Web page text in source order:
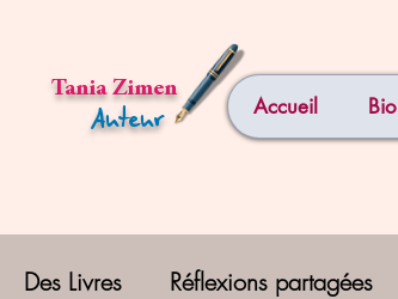
Accueil Bio
Tania Zimen
Auteur
Des Livres Réflexions partagées